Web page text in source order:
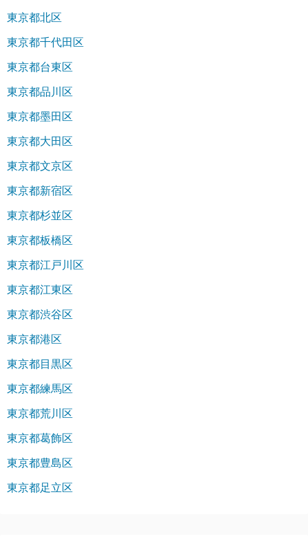
東京都北区
東京都千代田区
東京都台東区
東京都品川区
東京都墨田区
東京都大田区
東京都文京区
東京都新宿区
東京都杉並区
東京都板橋区
東京都江戸川区
東京都江東区
東京都渋谷区
東京都港区
東京都目黒区
東京都練馬区
東京都荒川区
東京都葛飾区
東京都豊島区
東京都足立区